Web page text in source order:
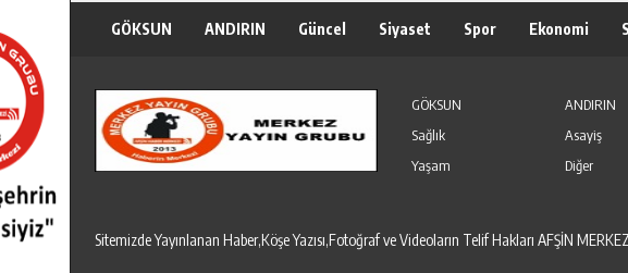
GÖKSUN ANDIRIN Güncel Siyaset Spor Ekonomi
GÖKSUN ANDIRIN
Sağlık
Asayiş
Yaşam
Diğer
Sitemizde Yayınlanan Haber,Köşe Yazısı,Fotoğraf ve Videoların Telif Hakları AFŞİN